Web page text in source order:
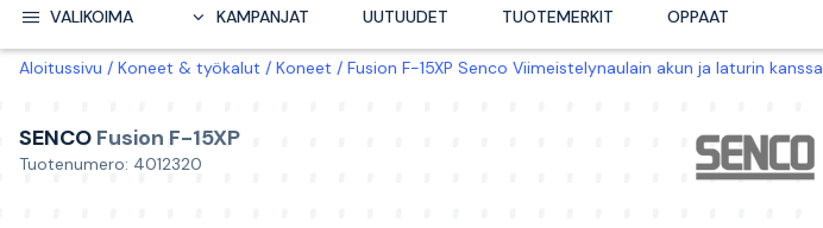
VALIKOIMA KAMPANJAT UUTUUDET TUOTEMERKIT OPPAAT
Aloitussivu Koneet & työkalut Koneet Fusion F-15XP Senco Viimeistelynaulain akun ja laturin kanssa
SENCO Fusion F-15XP
Tuotenumero: 4012320